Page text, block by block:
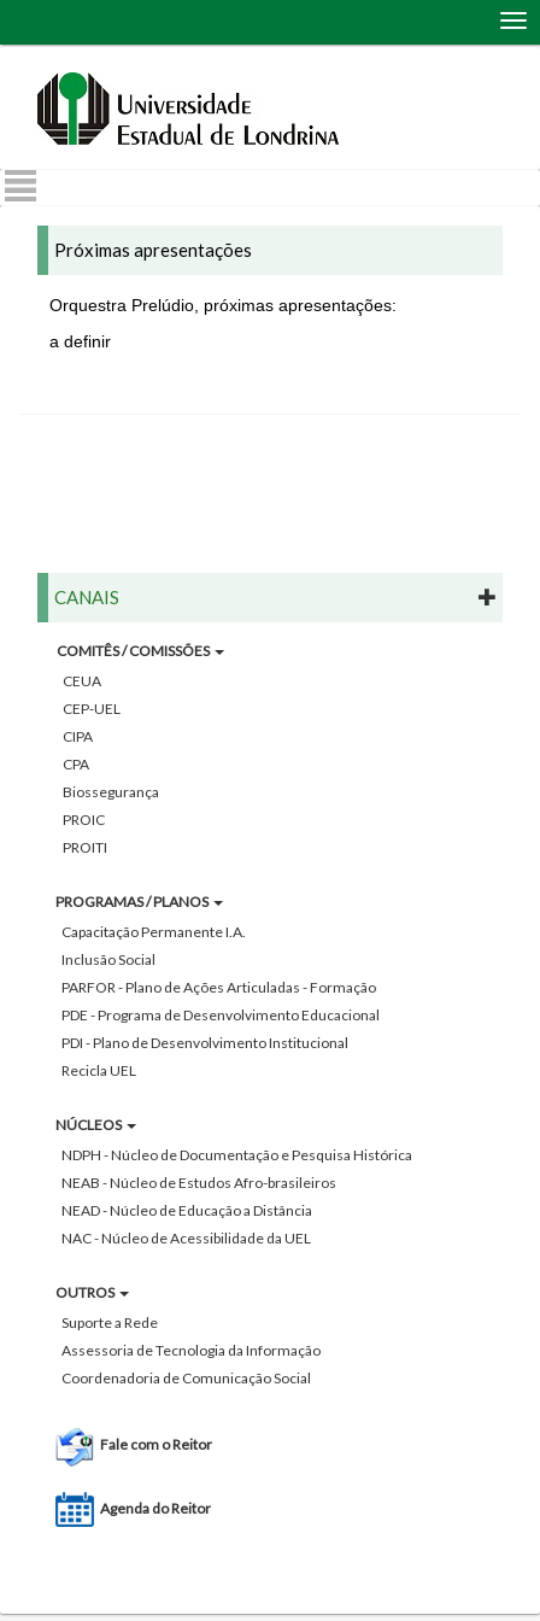
Próximas apresentações
Orquestra Prelúdio, próximas apresentações:
a definir
CANAIS
COMITÊS / COMISSÕES
CEUA
CEP-UEL
CIPA
CPA
Biossegurança
PROIC
PROITI
PROGRAMAS / PLANOS
Capacitação Permanente I.A.
Inclusão Social
PARFOR - Plano de Ações Articuladas - Formação
PDE - Programa de Desenvolvimento Educacional
PDI - Plano de Desenvolvimento Institucional
Recicla UEL
NÚCLEOS
NDPH - Núcleo de Documentação e Pesquisa Histórica
NEAB - Núcleo de Estudos Afro-brasileiros
NEAD - Núcleo de Educação a Distância
NAC - Núcleo de Acessibilidade da UEL
OUTROS
Suporte a Rede
Assessoria de Tecnologia da Informação
Coordenadoria de Comunicação Social
Fale com o Reitor
Agenda do Reitor